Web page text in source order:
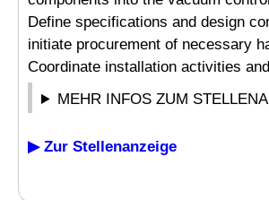
Define specifications and design
initiate procurement of necessary
Coordinate installation activities
MEHR INFOS ZUM
▶ Zur Stellenanzeige